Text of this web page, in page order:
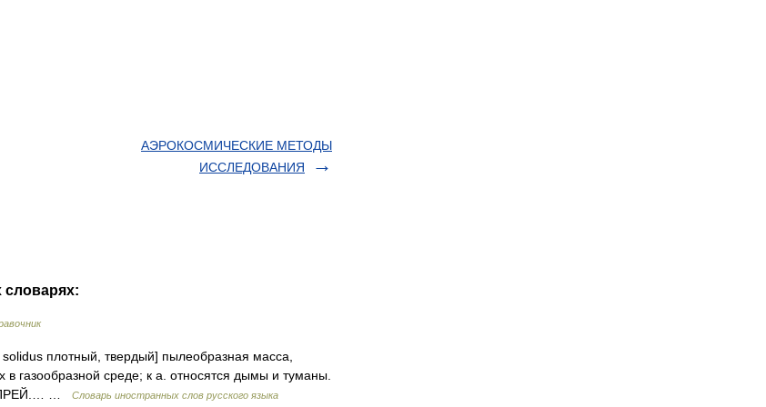
АЭРОКОСМИЧЕСКИЕ МЕТОДЫ
ИССЛЕДОВАНИЯ
плотный, твердый] пылеобразная масса,
газообразной среде; к а. относятся дымы и туманы.
СПРЕЙ.… …
Словарь иностранных слов русского языка